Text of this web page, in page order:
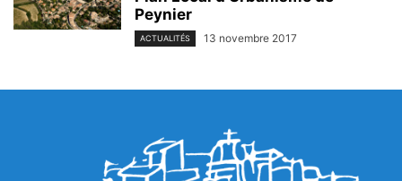
Peynier
ACTUALITÉS 13 novembre 2017